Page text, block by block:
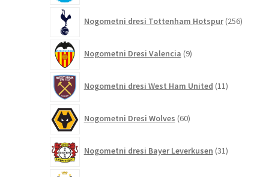
Nogometni dresi Tottenham Hotspur 256
Nogometni Dresi Valencia 9izdelkov
Nogometni dresi West Ham United 11izdelkov
Nogometni Dresi Wolves 60izdelkov
Nogometni dresi Bayer Leverkusen 31izdelkov